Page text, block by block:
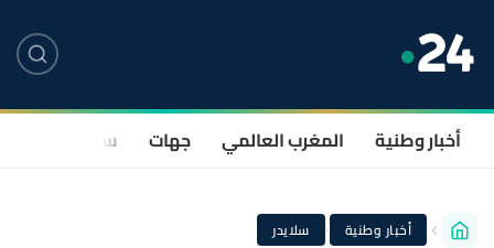
أخبار وطنية المغرب العالمي جهات سياسة
أخبار وطنية · سلايدر